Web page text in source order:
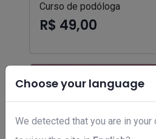
Choose your language
We detected that you are in your
Curso de podóloga
R$ 49,00